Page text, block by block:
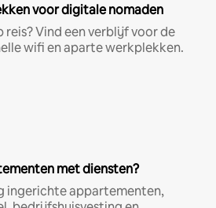
voor digitale nomaden
reis? Vind een verblijf voor de
wifi en aparte werkplekken.
met diensten?
ingerichte appartementen,